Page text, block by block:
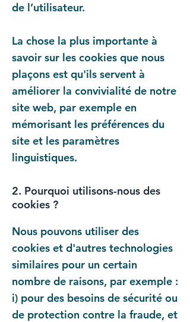
de l’utilisateur.
La chose la plus importante à
savoir sur les cookies que nous
plaçons est qu'ils servent à
améliorer la convivialité de notre
site web, par exemple en
mémorisant les préférences du
site et les paramètres
linguistiques.
2. Pourquoi utilisons-nous des
cookies ?
Nous pouvons utiliser des
cookies et d'autres technologies
similaires pour un certain
nombre de raisons, par exemple :
i) pour des besoins de sécurité ou
de protection contre la fraude, et